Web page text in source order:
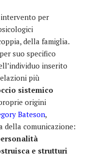
per
della famiglia.
suo specifico
inserito
più
sistemico
origini
Bateson,
della comunicazione:
e strutturi